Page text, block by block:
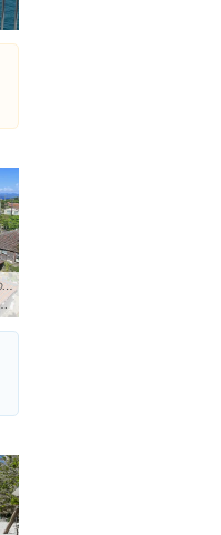
竹富島のなごみの塔から見る赤瓦屋根の集落[26105011813]の写真素材 ...